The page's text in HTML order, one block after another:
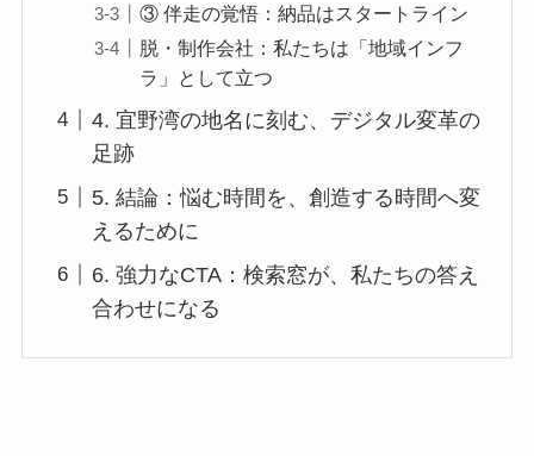
③ 伴走の覚悟：納品はスタートライン
脱・制作会社：私たちは「地域インフ
ラ」として立つ
4. 宜野湾の地名に刻む、デジタル変革の
足跡
5. 結論：悩む時間を、創造する時間へ変
えるために
6. 強力なCTA：検索窓が、私たちの答え
合わせになる